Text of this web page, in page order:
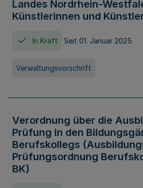
Landes Nordrhein-
Künstlerinnen und
In Kraft Seit 01. Januar 2025
Verwaltungsvorschrift
Verordnung über die
Prüfung in den
Berufskollegs
Prüfungsordnung
BK)